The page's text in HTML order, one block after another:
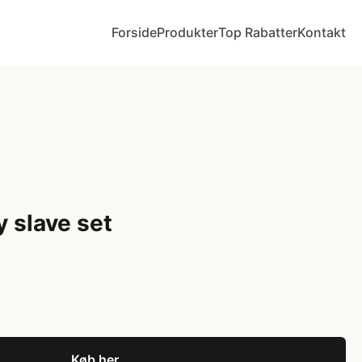
ForsideProdukterTop RabatterKontakt
slave set